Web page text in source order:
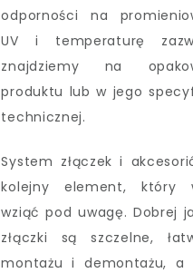
odporności na
UV i temperaturę
znajdziemy na
produktu lub w jego
technicznej.
System złączek i
kolejny element, który
wziąć pod uwagę. Dobrej
złączki są szczelne,
montażu i demontażu, a